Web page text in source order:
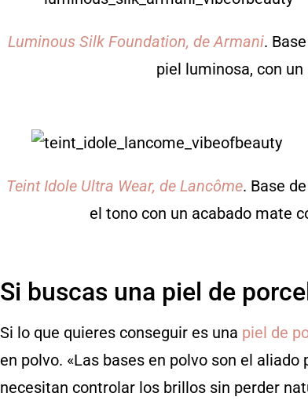
Luminous Silk Foundation, de Armani.
piel luminosa, con
Teint Idole Ultra Wear, de Lancôme. Base
el tono con un acabado mate
Si buscas una piel de
Si lo que quieres conseguir es una piel de
en polvo. «Las bases en polvo son el
necesitan controlar los brillos sin perder